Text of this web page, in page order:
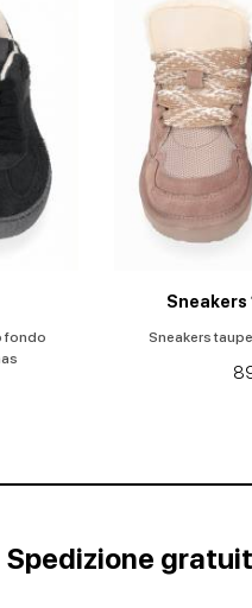
fondo
Sneakers
Sneakers
Spedizione